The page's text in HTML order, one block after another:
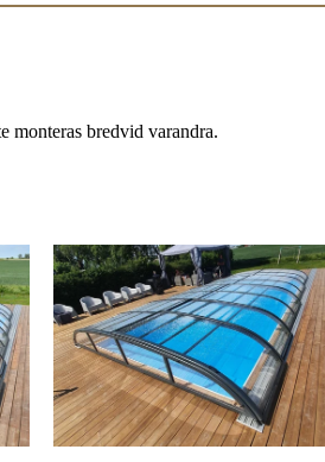
monteras bredvid varandra.